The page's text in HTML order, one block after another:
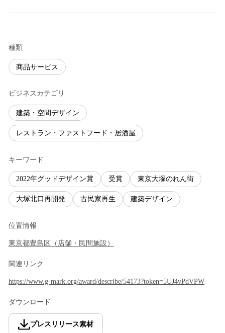
種類
商品サービス
ビジネスカテゴリ
建築・空間デザイン
レストラン・ファストフード・居酒屋
キーワード
2022年グッドデザイン賞 受賞 東京大塚のれん街
大塚北口再開発 古民家再生 建築デザイン
位置情報
東京都豊島区 （ 店舗・民間施設 ）
関連リンク
https://www.g-mark.org/award/describe/54173?token=5UJ4vPdVPW
ダウンロード
プレスリリース素材